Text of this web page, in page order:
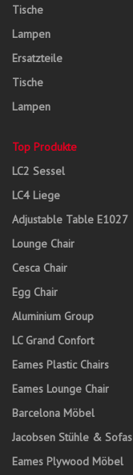
Tische
Lampen
Ersatzteile
Tische
Lampen
Top Produkte
LC2 Sessel
LC4 Liege
Adjustable Table E1027
Lounge Chair
Cesca Chair
Egg Chair
Aluminium Group
LC Grand Confort
Eames Plastic Chairs
Eames Lounge Chair
Barcelona Möbel
Jacobsen Stühle & Sofas
Eames Plywood Möbel